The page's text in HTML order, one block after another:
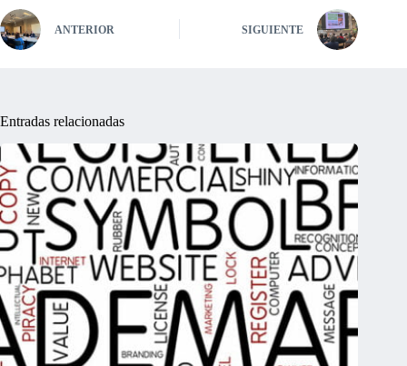
ANTERIOR SIGUIENTE
Entradas relacionadas